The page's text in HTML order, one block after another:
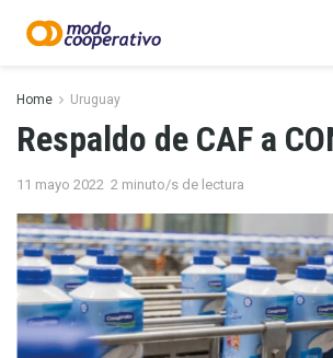
Home Uruguay
Respaldo de CAF a
11 mayo 2022 2 minuto/s de lectura